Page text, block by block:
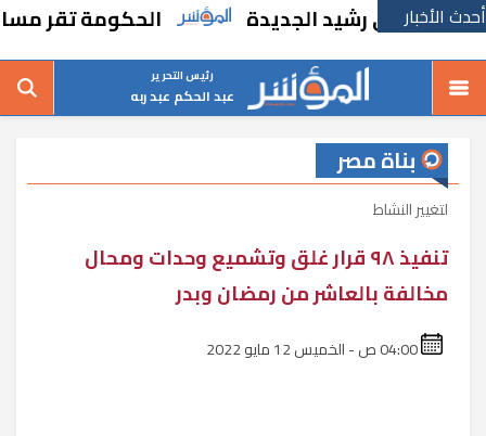
أحدث الأخبار الحكومة تقر مسانده استثنائية
رئيس التحرير
عبد الحكم عبد ربه
بناة مصر
لتغيير النشاط
تنفيذ ٩٨ قرار غلق وتشميع وحدات ومحال
مخالفة بالعاشر من رمضان وبدر